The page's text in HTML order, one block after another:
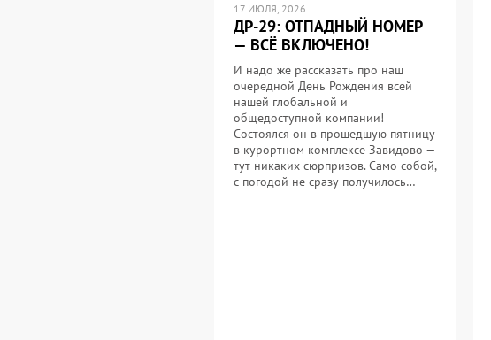
17 ИЮЛЯ, 2026
ДР-29: ОТПАДНЫЙ НОМЕР
— ВСЁ ВКЛЮЧЕНО!
И надо же рассказать про наш
очередной День Рождения всей
нашей глобальной и
общедоступной компании!
Состоялся он в прошедшую пятницу
в курортном комплексе Завидово —
тут никаких сюрпризов. Само собой,
с погодой не сразу получилось…